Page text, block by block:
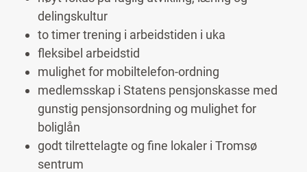
delingskultur
to timer trening i arbeidstiden i uka
fleksibel arbeidstid
mulighet for mobiltelefon-ordning
medlemsskap i Statens pensjonskasse med
gunstig pensjonsordning og mulighet for
boliglån
godt tilrettelagte og fine lokaler i Tromsø
sentrum